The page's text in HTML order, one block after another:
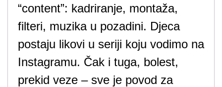
“content”: kadriranje, montaža,
filteri, muzika u pozadini. Djeca
postaju likovi u seriji koju vodimo na
Instagramu. Čak i tuga, bolest,
prekid veze – sve je povod za